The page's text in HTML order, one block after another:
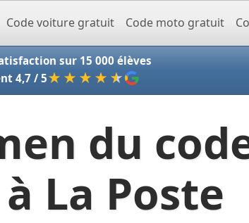
Code voiture gratuit Code moto gratuit
sur 15 000 élèves
4,7 / 5★★★★ ★
du
La Poste